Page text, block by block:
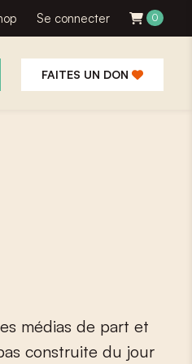
Se connecter 0
FAITES UN DON
es médias de part et
as construite du jour